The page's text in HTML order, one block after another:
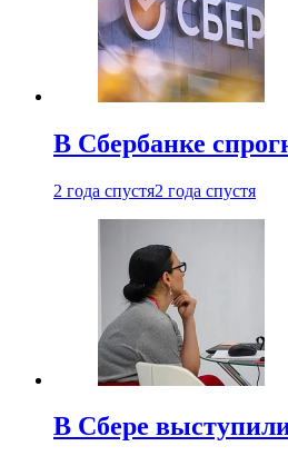
В Сбербанке
2 года спустя2 года спустя
В Сбере